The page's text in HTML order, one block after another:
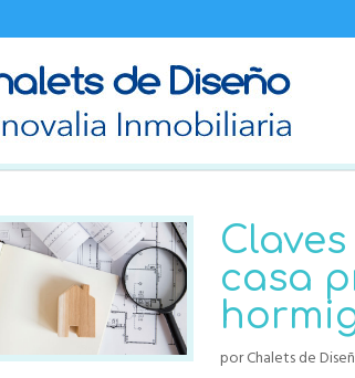
casa
porChalets de